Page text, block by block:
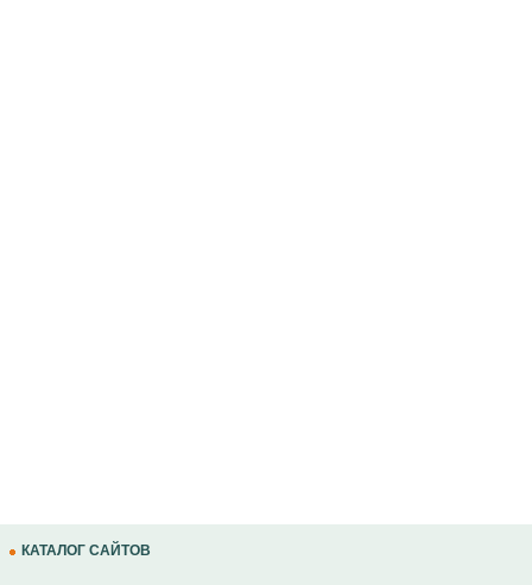
КАТАЛОГ САЙТОВ